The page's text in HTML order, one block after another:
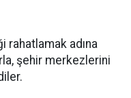
rahatlamak adına
şehir merkezlerini